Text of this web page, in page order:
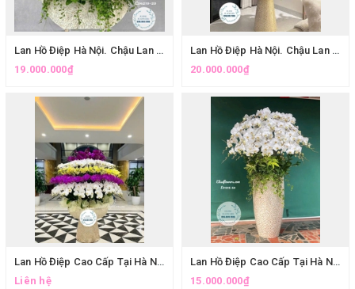
Lan Hồ Điệp Hà Nội. Chậu Lan Hồ Điệp Đa Sắc Ghép Lũa Sang Trọng
19.000.000₫
Lan Hồ Điệp Hà Nội. Chậu Lan Hồ Điệp Tím Cao Cấp Tặng Vợ Yêu
20.000.000₫
Lan Hồ Điệp Cao Cấp Tại Hà Nội. Chậu Lan Hồ Điệp Mừng Thành Lập Công Ty Ở Hà Nội
Liên hệ
Lan Hồ Điệp Cao Cấp Tại Hà Nội. Chậu Lan Hồ Điệp Mừng Sự Kiện
15.000.000₫